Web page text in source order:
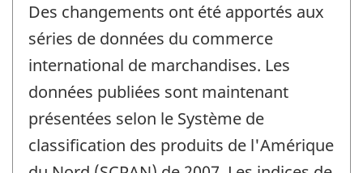
référence
de
-
Des changements ont été apportés aux
séries de données du commerce
international de marchandises. Les
données publiées sont maintenant
présentées selon le Système de
classification des produits de l'Amérique